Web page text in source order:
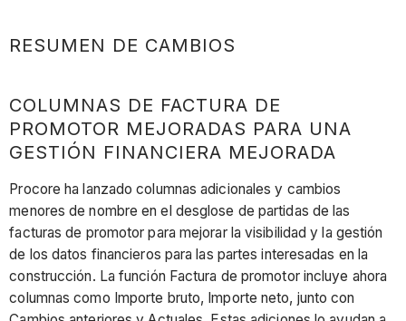
RESUMEN DE CAMBIOS
COLUMNAS DE FACTURA DE
PROMOTOR MEJORADAS PARA UNA
GESTIÓN FINANCIERA MEJORADA
Procore ha lanzado columnas adicionales y cambios
menores de nombre en el desglose de partidas de las
facturas de promotor para mejorar la visibilidad y la gestión
de los datos financieros para las partes interesadas en la
construcción. La función Factura de promotor incluye ahora
columnas como Importe bruto, Importe neto, junto con